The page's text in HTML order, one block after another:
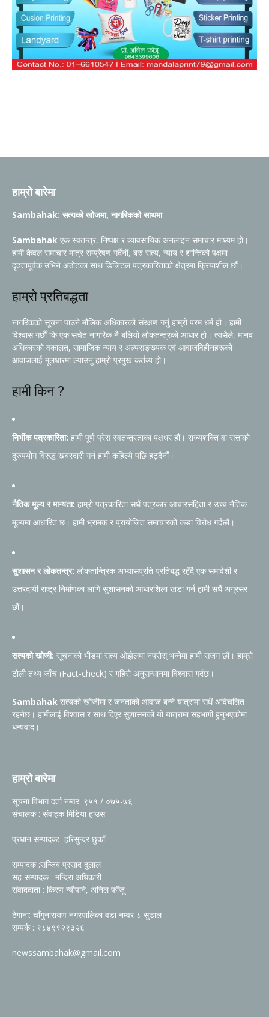
हाम्रो बारेमा
Sambahak: सत्यको खोजमा, नागरिकको साथमा
Sambahak एक स्वतन्त्र, निष्पक्ष र व्यावसायिक अनलाइन समाचार माध्यम हो।
हामी केवल समाचार मात्र सम्प्रेषण गर्दैनौं, बरु सत्य, न्याय र शान्तिको पक्षमा
दृढतापूर्वक उभिने अठोटका साथ डिजिटल पत्रकारिताको क्षेत्रमा क्रियाशील छौं।
हाम्रो प्रतिबद्धता
नागरिकको सूचना पाउने मौलिक अधिकारको संरक्षण गर्नु हाम्रो परम धर्म हो। हामी
विश्वास गर्छौं कि एक सचेत नागरिक नै बलियो लोकतन्त्रको आधार हो। त्यसैले, मानव
अधिकारको वकालत, सामाजिक न्याय र अल्पसङ्ख्यक एवं आवाजविहीनहरूको
आवाजलाई मूलधारमा ल्याउनु हाम्रो प्रमुख कर्तव्य हो।
हामी किन ?
निर्भीक पत्रकारिता: हामी पूर्ण प्रेस स्वतन्त्रताका पक्षधर हौं। राज्यशक्ति वा सत्ताको
दुरुपयोग विरुद्ध खबरदारी गर्न हामी कहिल्यै पछि हट्दैनौं।
नैतिक मूल्य र मान्यता: हाम्रो पत्रकारिता सधैं पत्रकार आचारसंहिता र उच्च नैतिक
मूल्यमा आधारित छ। हामी भ्रामक र प्रायोजित समाचारको कडा विरोध गर्दछौं।
सुशासन र लोकतन्त्र: लोकतान्त्रिक अभ्यासप्रति प्रतिबद्ध रहँदै एक समावेशी र
उत्तरदायी राष्ट्र निर्माणका लागि सुशासनको आधारशिला खडा गर्न हामी सधैं अग्रसर
छौं।
सत्यको खोजी: सूचनाको भीडमा सत्य ओझेलमा नपरोस् भन्नेमा हामी सजग छौं। हाम्रो
टोली तथ्य जाँच (Fact-check) र गहिरो अनुसन्धानमा विश्वास गर्दछ।
Sambahak सत्यको खोजीमा र जनताको आवाज बन्ने यात्रामा सधैं अविचलित
रहनेछ। हामीलाई विश्वास र साथ दिएर सुशासनको यो यात्रामा सहभागी हुनुभएकोमा
धन्यवाद।
हाम्रो बारेमा
सूचना विभाग दर्ता नम्वर: ९५१ / ०७५-७६
संचालक : संवाहक मिडिया हाउस
प्रधान सम्पादक: हरिसुन्दर छुकाँ
सम्पादक :सन्जिब प्रसाद दुलाल
सह-सम्पादक : मन्दिरा अधिकारी
संवाददाता : किरण न्यौपाने, अनिल फोँजू
ठेगाना: चाँगुनारायण नगरपालिका वडा नम्वर ८ सुडाल
सम्पर्क : ९८४९९२९३२६
newssambahak@gmail.com